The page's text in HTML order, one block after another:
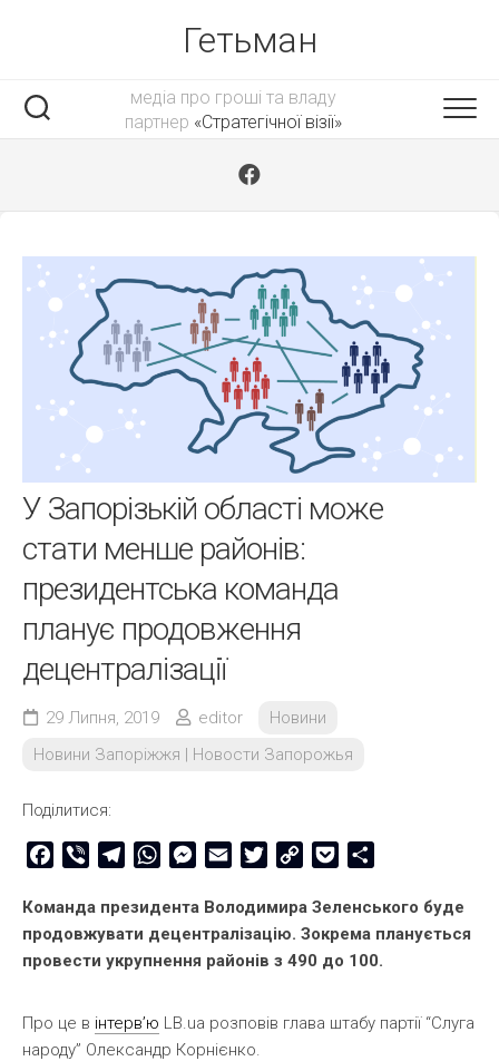
Гетьман
медіа про гроші та владу
партнер «Стратегічної візії»
У Запорізькій області може
стати менше районів:
президентська команда
планує продовження
децентралізації
29 Липня, 2019 editor
Новини
Новини Запоріжжя | Новости Запорожья
Поділитися:
Facebook
Viber TelegramWhatsAppMessenger
Email TwitterCopy
Pocket
Команда президента Володимира Зеленського буде
продовжувати децентралізацію. Зокрема планується
провести укрупнення районів з 490 до 100.
Про це в інтерв’ю LB.ua розповів глава штабу партії “Слуга
народу” Олександр Корнієнко.